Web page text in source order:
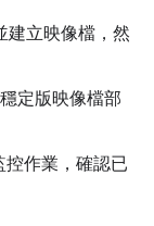
建立映像檔，然
定版映像檔部
作業，確認已